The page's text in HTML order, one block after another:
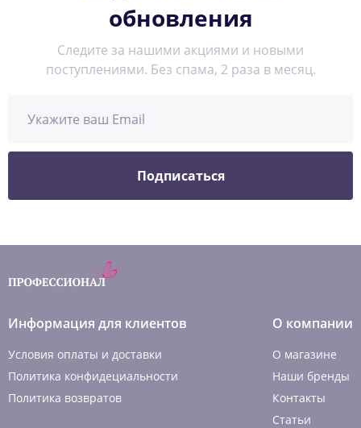
обновления
Следите за нашими акциями и новыми
поступлениями. Без спама, 2 раза в месяц.
Подписаться
Информация для клиентов
Условия оплаты и доставки
Политика конфидециальности
Политика возвратов
О компании
О магазине
Наши бренды
Контакты
Статьи